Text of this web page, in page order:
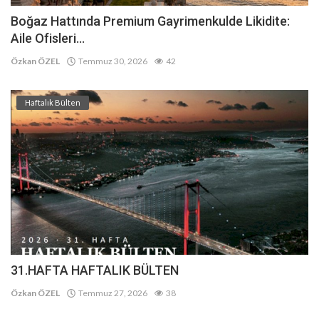
Boğaz Hattında Premium Gayrimenkulde Likidite:
Aile Ofisleri...
Özkan ÖZEL Temmuz 30, 2026 42
Haftalık Bülten
31.HAFTA HAFTALIK BÜLTEN
Özkan ÖZEL Temmuz 27, 2026 38